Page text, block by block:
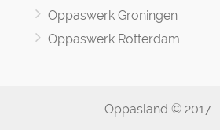
Oppaswerk Groningen
Oppaswerk Rotterdam
Oppasland © 2017